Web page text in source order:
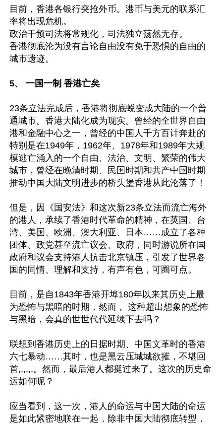
目前，香港各银行突抢外币。港币与美元的联系汇
率将出现危机。
政治干预司法将常规化，司法独立荡然无存。
香港彻底沦为没有言论自由没有免于恐惧的自由的
城市遗迹。
5、 一国一制 香港亡矣
23条立法完成后，香港将彻底蜕变成大陆的一个普
通城市。香港大陆化成为现实。曾经的全世界自由
港和金融中心之一，曾经的中国人千方百计奔赴的
特别是在1949年，1962年、1978年和1989年大规
模逃亡涌入的一个自由、法治、文明、繁荣的伟大
城市，曾经在晚清时期、民国时期和共产中国时期
推动中国大陆文明进步的桥头堡香港从此沦落了！
但是，因《国安法》和这次新23条立法而流亡海外
的港人，承续了香港时代革命的精神，在英国、台
湾、美国、欧洲、澳大利亚、日本……成立了各种
团体、政党甚至流亡议会、政府，同时游说所在国
政府和议会支持港人抗击北京镇压，引发了世界各
国的同情、理解和支持，有声有色，可圈可点。
目前，是自1843年香港开埠180年以来其历史上最
为恐怖与黑暗的时期，然而， 这种超出想象的恐怖
与黑暗，会真的世世代代延续下去吗？
联想到香港历史上的日据时期、中国文革时的香港
六七暴动……其时，也是黑云压城城欲摧，不堪回
首,,,,,,。然而，最后港人都挺过来了。这次的历史命
运如何呢？
应当看到，这一次，港人的命运与中国大陆的命运
是如此紧密地联在一起，除非中国大陆彻底转型，